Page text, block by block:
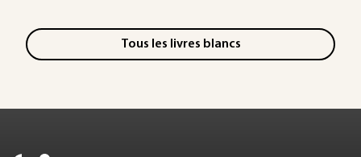
Tous les livres blancs